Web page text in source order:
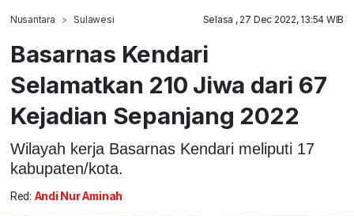
Nusantara Sulawesi Selasa , 27 Dec 2022, 13:54 WIB
Basarnas Kendari
Selamatkan 210 Jiwa dari 67
Kejadian Sepanjang 2022
Wilayah kerja Basarnas Kendari meliputi 17
kabupaten/kota.
Red: Andi Nur Aminah